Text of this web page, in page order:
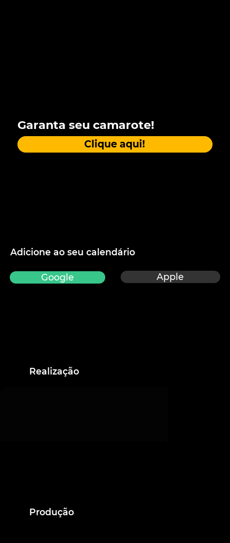
Garanta seu camarote!
Clique aqui!
Realização
Produção
Adicione ao seu calendário
Google Apple